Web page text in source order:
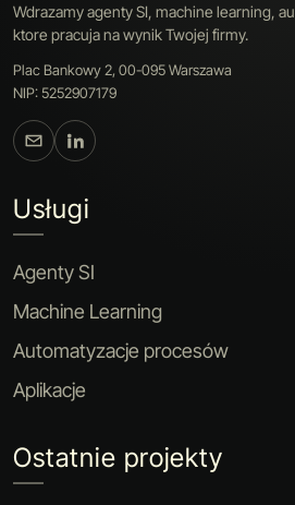
Wdrazamy agenty SI, machine learning,
ktore pracuja na wynik Twojej firmy.
Plac Bankowy 2, 00-095 Warszawa
NIP: 5252907179
Usługi
Agenty SI
Machine Learning
Automatyzacje procesów
Aplikacje
Ostatnie projekty